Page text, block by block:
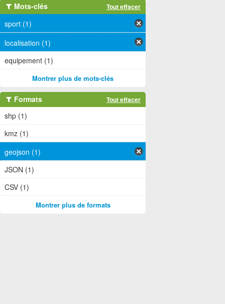
Mots-clés Tout effacer
sport (1)
localisation (1)
equipement (1)
Montrer plus de mots-clés
Formats Tout effacer
shp (1)
kmz (1)
geojson (1)
JSON (1)
CSV (1)
Montrer plus de formats